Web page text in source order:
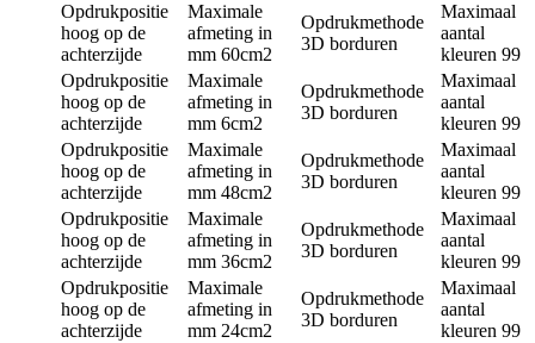
Opdrukpositie
hoog op de
achterzijde
Maximale
afmeting in
mm 60cm2
Opdrukmethode
3D borduren
Maximaal
aantal
kleuren 99
Opdrukpositie
hoog op de
achterzijde
Maximale
afmeting in
mm 6cm2
Opdrukmethode
3D borduren
Maximaal
aantal
kleuren 99
Opdrukpositie
hoog op de
achterzijde
Maximale
afmeting in
mm 48cm2
Opdrukmethode
3D borduren
Maximaal
aantal
kleuren 99
Opdrukpositie
hoog op de
achterzijde
Maximale
afmeting in
mm 36cm2
Opdrukmethode
3D borduren
Maximaal
aantal
kleuren 99
Opdrukpositie
hoog op de
achterzijde
Maximale
afmeting in
mm 24cm2
Opdrukmethode
3D borduren
Maximaal
aantal
kleuren 99